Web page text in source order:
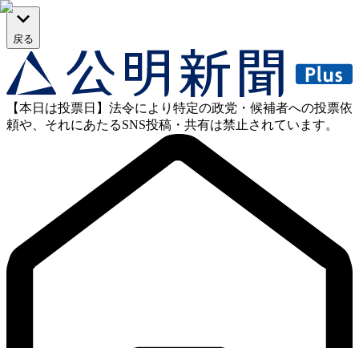
戻る
【本日は投票日】法令により特定の政党・候補者への投票依
頼や、それにあたるSNS投稿・共有は禁止されています。